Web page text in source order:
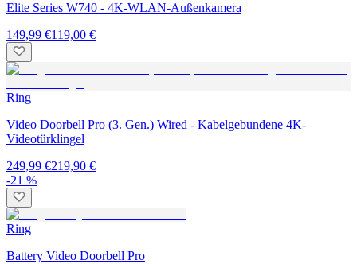
Elite Series W740 - 4K-WLAN-Außenkamera
149,99 €119,00 €
Ring
Video Doorbell Pro (3. Gen.) Wired - Kabelgebundene 4K-
Videotürklingel
249,99 €219,90 €
-21 %
Ring
Battery Video Doorbell Pro